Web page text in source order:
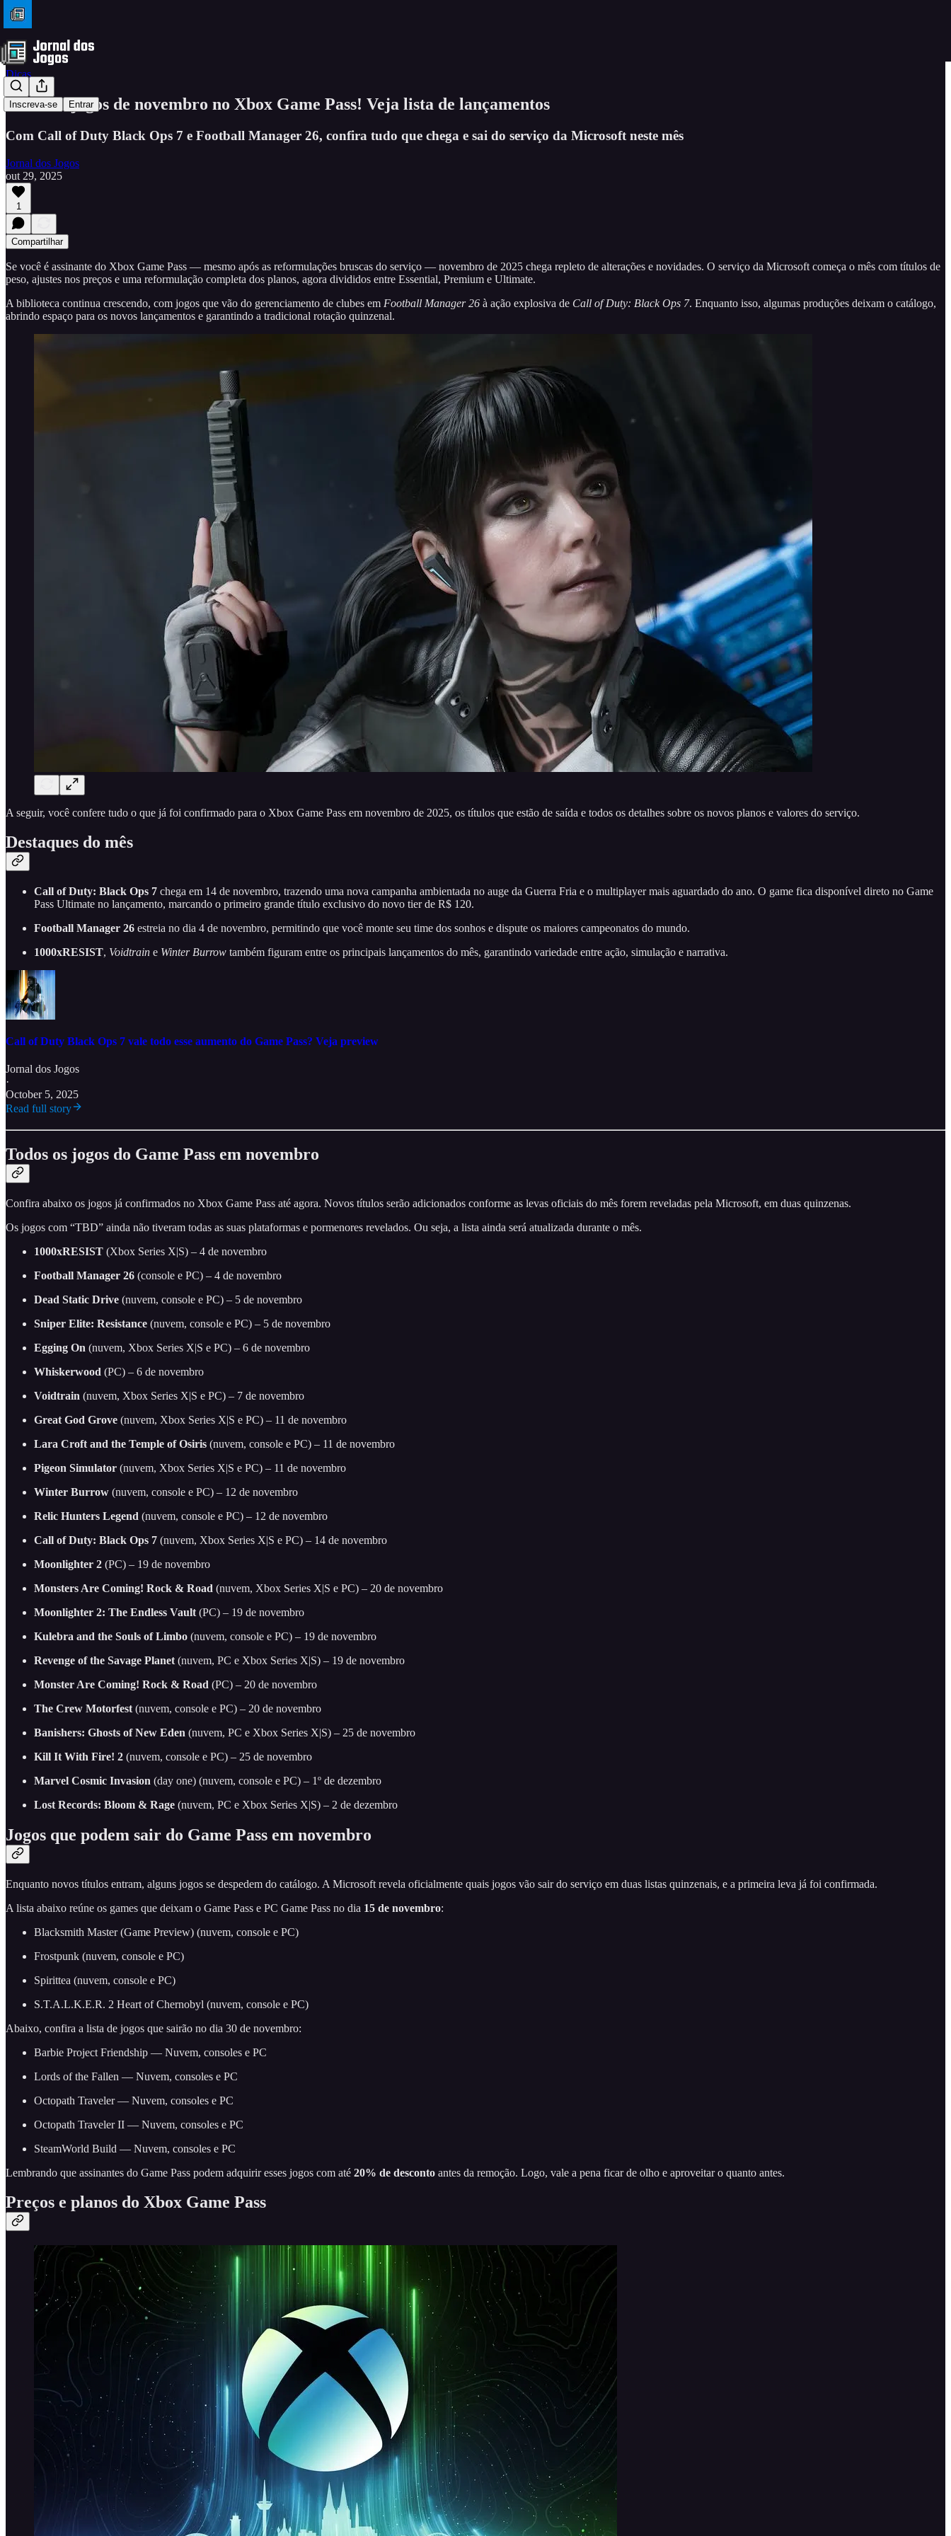
Inscreva-se Entrar
Dicas
Todos os jogos de novembro no Xbox Game Pass! Veja lista de lançamentos
Com Call of Duty Black Ops 7 e Football Manager 26, confira tudo que chega e sai do serviço da Microsoft neste mês
Jornal dos Jogos
out 29, 2025
1
Compartilhar
Se você é assinante do Xbox Game Pass — mesmo após as reformulações bruscas do serviço — novembro de 2025 chega repleto de alterações e novidades. O serviço da Microsoft começa o mês com títulos de
peso, ajustes nos preços e uma reformulação completa dos planos, agora divididos entre Essential, Premium e Ultimate.
A biblioteca continua crescendo, com jogos que vão do gerenciamento de clubes em Football Manager 26 à ação explosiva de Call of Duty: Black Ops 7. Enquanto isso, algumas produções deixam o catálogo,
abrindo espaço para os novos lançamentos e garantindo a tradicional rotação quinzenal.
A seguir, você confere tudo o que já foi confirmado para o Xbox Game Pass em novembro de 2025, os títulos que estão de saída e todos os detalhes sobre os novos planos e valores do serviço.
Destaques do mês
Call of Duty: Black Ops 7 chega em 14 de novembro, trazendo uma nova campanha ambientada no auge da Guerra Fria e o multiplayer mais aguardado do ano. O game fica disponível direto no Game
Pass Ultimate no lançamento, marcando o primeiro grande título exclusivo do novo tier de R$ 120.
Football Manager 26 estreia no dia 4 de novembro, permitindo que você monte seu time dos sonhos e dispute os maiores campeonatos do mundo.
1000xRESIST, Voidtrain e Winter Burrow também figuram entre os principais lançamentos do mês, garantindo variedade entre ação, simulação e narrativa.
Call of Duty Black Ops 7 vale todo esse aumento do Game Pass? Veja preview
Jornal dos Jogos
·
October 5, 2025
Read full story
Todos os jogos do Game Pass em novembro
Confira abaixo os jogos já confirmados no Xbox Game Pass até agora. Novos títulos serão adicionados conforme as levas oficiais do mês forem reveladas pela Microsoft, em duas quinzenas.
Os jogos com “TBD” ainda não tiveram todas as suas plataformas e pormenores revelados. Ou seja, a lista ainda será atualizada durante o mês.
1000xRESIST (Xbox Series X|S) – 4 de novembro
Football Manager 26 (console e PC) – 4 de novembro
Dead Static Drive (nuvem, console e PC) – 5 de novembro
Sniper Elite: Resistance (nuvem, console e PC) – 5 de novembro
Egging On (nuvem, Xbox Series X|S e PC) – 6 de novembro
Whiskerwood (PC) – 6 de novembro
Voidtrain (nuvem, Xbox Series X|S e PC) – 7 de novembro
Great God Grove (nuvem, Xbox Series X|S e PC) – 11 de novembro
Lara Croft and the Temple of Osiris (nuvem, console e PC) – 11 de novembro
Pigeon Simulator (nuvem, Xbox Series X|S e PC) – 11 de novembro
Winter Burrow (nuvem, console e PC) – 12 de novembro
Relic Hunters Legend (nuvem, console e PC) – 12 de novembro
Call of Duty: Black Ops 7 (nuvem, Xbox Series X|S e PC) – 14 de novembro
Moonlighter 2 (PC) – 19 de novembro
Monsters Are Coming! Rock & Road (nuvem, Xbox Series X|S e PC) – 20 de novembro
Moonlighter 2: The Endless Vault (PC) – 19 de novembro
Kulebra and the Souls of Limbo (nuvem, console e PC) – 19 de novembro
Revenge of the Savage Planet (nuvem, PC e Xbox Series X|S) – 19 de novembro
Monster Are Coming! Rock & Road (PC) – 20 de novembro
The Crew Motorfest (nuvem, console e PC) – 20 de novembro
Banishers: Ghosts of New Eden (nuvem, PC e Xbox Series X|S) – 25 de novembro
Kill It With Fire! 2 (nuvem, console e PC) – 25 de novembro
Marvel Cosmic Invasion (day one) (nuvem, console e PC) – 1º de dezembro
Lost Records: Bloom & Rage (nuvem, PC e Xbox Series X|S) – 2 de dezembro
Jogos que podem sair do Game Pass em novembro
Enquanto novos títulos entram, alguns jogos se despedem do catálogo. A Microsoft revela oficialmente quais jogos vão sair do serviço em duas listas quinzenais, e a primeira leva já foi confirmada.
A lista abaixo reúne os games que deixam o Game Pass e PC Game Pass no dia 15 de novembro:
Blacksmith Master (Game Preview) (nuvem, console e PC)
Frostpunk (nuvem, console e PC)
Spirittea (nuvem, console e PC)
S.T.A.L.K.E.R. 2 Heart of Chernobyl (nuvem, console e PC)
Abaixo, confira a lista de jogos que sairão no dia 30 de novembro:
Barbie Project Friendship — Nuvem, consoles e PC
Lords of the Fallen — Nuvem, consoles e PC
Octopath Traveler — Nuvem, consoles e PC
Octopath Traveler II — Nuvem, consoles e PC
SteamWorld Build — Nuvem, consoles e PC
Lembrando que assinantes do Game Pass podem adquirir esses jogos com até 20% de desconto antes da remoção. Logo, vale a pena ficar de olho e aproveitar o quanto antes.
Preços e planos do Xbox Game Pass